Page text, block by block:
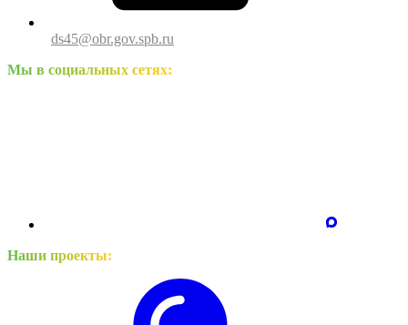
ds45@obr.gov.spb.ru
Мы в социальных сетях:
Наши проекты: